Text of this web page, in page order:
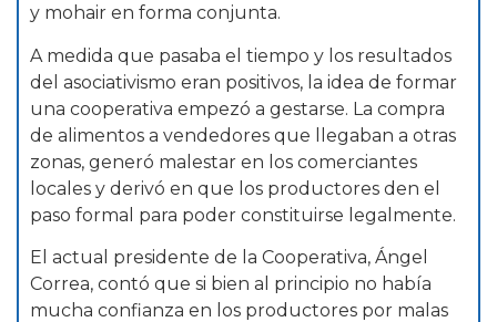
y mohair en forma conjunta.
A medida que pasaba el tiempo y los resultados
del asociativismo eran positivos, la idea de formar
una cooperativa empezó a gestarse. La compra
de alimentos a vendedores que llegaban a otras
zonas, generó malestar en los comerciantes
locales y derivó en que los productores den el
paso formal para poder constituirse legalmente.
El actual presidente de la Cooperativa, Ángel
Correa, contó que si bien al principio no había
mucha confianza en los productores por malas